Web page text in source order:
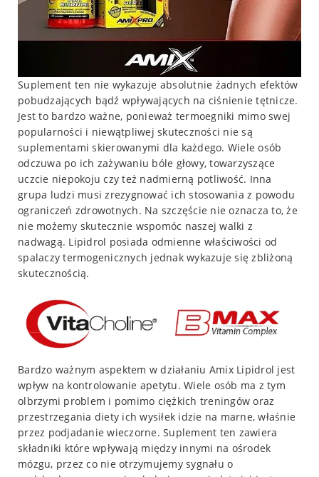
Suplement ten nie wykazuje absolutnie żadnych efektów
pobudzających bądź wpływających na ciśnienie tętnicze.
Jest to bardzo ważne, ponieważ termoegniki mimo swej
popularności i niewątpliwej skuteczności nie są
suplementami skierowanymi dla każdego. Wiele osób
odczuwa po ich zażywaniu bóle głowy, towarzyszące
uczcie niepokoju czy też nadmierną potliwość. Inna
grupa ludzi musi zrezygnować ich stosowania z powodu
ograniczeń zdrowotnych. Na szczęście nie oznacza to, że
nie możemy skutecznie wspomóc naszej walki z
nadwagą. Lipidrol posiada odmienne właściwości od
spalaczy termogenicznych jednak wykazuje się zbliżoną
skutecznością.
Bardzo ważnym aspektem w działaniu Amix Lipidrol jest
wpływ na kontrolowanie apetytu. Wiele osób ma z tym
olbrzymi problem i pomimo ciężkich treningów oraz
przestrzegania diety ich wysiłek idzie na marne, właśnie
przez podjadanie wieczorne. Suplement ten zawiera
składniki które wpływają między innymi na ośrodek
mózgu, przez co nie otrzymujemy sygnału o